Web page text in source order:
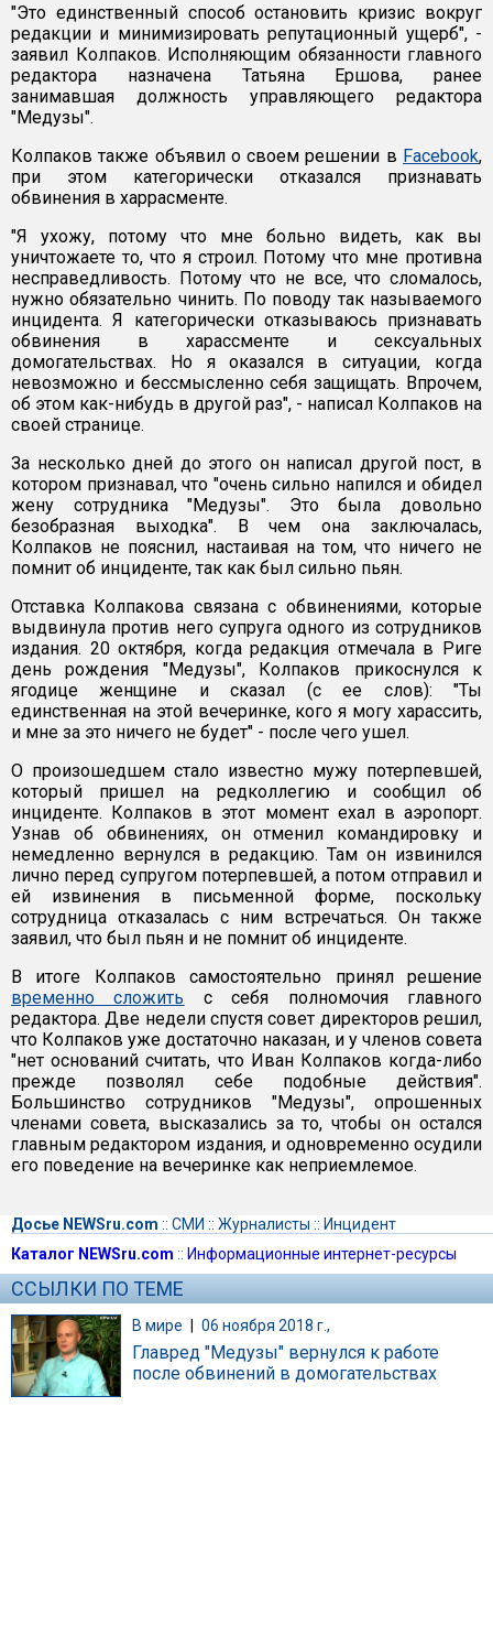
"Это единственный способ остановить кризис вокруг
редакции и минимизировать репутационный ущерб", -
заявил Колпаков. Исполняющим обязанности главного
редактора назначена Татьяна Ершова, ранее
занимавшая должность управляющего редактора
"Медузы".
Колпаков также объявил о своем решении в Facebook,
при этом категорически отказался признавать
обвинения в харрасменте.
"Я ухожу, потому что мне больно видеть, как вы
уничтожаете то, что я строил. Потому что мне противна
несправедливость. Потому что не все, что сломалось,
нужно обязательно чинить. По поводу так называемого
инцидента. Я категорически отказываюсь признавать
обвинения в харассменте и сексуальных
домогательствах. Но я оказался в ситуации, когда
невозможно и бессмысленно себя защищать. Впрочем,
об этом как-нибудь в другой раз", - написал Колпаков на
своей странице.
За несколько дней до этого он написал другой пост, в
котором признавал, что "очень сильно напился и обидел
жену сотрудника "Медузы". Это была довольно
безобразная выходка". В чем она заключалась,
Колпаков не пояснил, настаивая на том, что ничего не
помнит об инциденте, так как был сильно пьян.
Отставка Колпакова связана с обвинениями, которые
выдвинула против него супруга одного из сотрудников
издания. 20 октября, когда редакция отмечала в Риге
день рождения "Медузы", Колпаков прикоснулся к
ягодице женщине и сказал (с ее слов): "Ты
единственная на этой вечеринке, кого я могу харассить,
и мне за это ничего не будет" - после чего ушел.
О произошедшем стало известно мужу потерпевшей,
который пришел на редколлегию и сообщил об
инциденте. Колпаков в этот момент ехал в аэропорт.
Узнав об обвинениях, он отменил командировку и
немедленно вернулся в редакцию. Там он извинился
лично перед супругом потерпевшей, а потом отправил и
ей извинения в письменной форме, поскольку
сотрудница отказалась с ним встречаться. Он также
заявил, что был пьян и не помнит об инциденте.
В итоге Колпаков самостоятельно принял решение
временно сложить с себя полномочия главного
редактора. Две недели спустя совет директоров решил,
что Колпаков уже достаточно наказан, и у членов совета
"нет оснований считать, что Иван Колпаков когда-либо
прежде позволял себе подобные действия".
Большинство сотрудников "Медузы", опрошенных
членами совета, высказались за то, чтобы он остался
главным редактором издания, и одновременно осудили
его поведение на вечеринке как неприемлемое.
Досье NEWSru.com :: СМИ :: Журналисты :: Инцидент
Каталог NEWSru.com :: Информационные интернет-ресурсы
ССЫЛКИ ПО ТЕМЕ
В мире | 06 ноября 2018 г.,
Главред "Медузы" вернулся к работе
после обвинений в домогательствах